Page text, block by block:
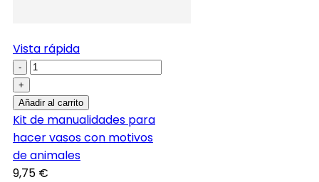
Vista rápida
-
+
Añadir al carrito
Kit de manualidades para
hacer vasos con motivos
de animales
9,75 €